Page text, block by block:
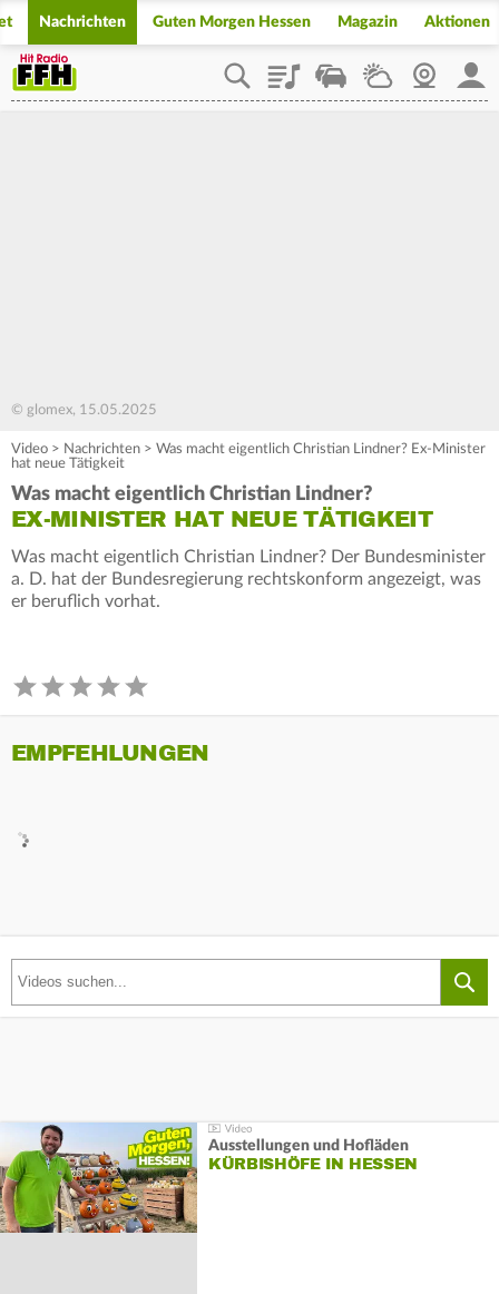
Nachrichten Guten Morgen Hessen Magazin Aktionen
PlaylistStaupilotWetterWebcam
© glomex, 15.05.2025
Video > Nachrichten > Was macht eigentlich Christian Lindner? Ex-Minister
hat neue Tätigkeit
Was macht eigentlich Christian Lindner?
EX-MINISTER HAT NEUE TÄTIGKEIT
Was macht eigentlich Christian Lindner? Der Bundesminister
a. D. hat der Bundesregierung rechtskonform angezeigt, was
er beruflich vorhat.
EMPFEHLUNGEN
Ausstellungen und Hofläden
KÜRBISHÖFE IN HESSEN